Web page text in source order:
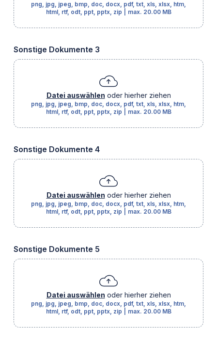
png, jpg, jpeg, bmp, doc, docx, pdf, txt, xls, xlsx, htm,
html, rtf, odt, ppt, pptx, zip
max. 20.00 MB
Sonstige Dokumente 3
Datei auswählen oder hierher ziehen
png, jpg, jpeg, bmp, doc, docx, pdf, txt, xls, xlsx, htm,
html, rtf, odt, ppt, pptx, zip
max. 20.00 MB
Sonstige Dokumente 4
Datei auswählen oder hierher ziehen
png, jpg, jpeg, bmp, doc, docx, pdf, txt, xls, xlsx, htm,
html, rtf, odt, ppt, pptx, zip
max. 20.00 MB
Sonstige Dokumente 5
Datei auswählen oder hierher ziehen
png, jpg, jpeg, bmp, doc, docx, pdf, txt, xls, xlsx, htm,
html, rtf, odt, ppt, pptx, zip
max. 20.00 MB